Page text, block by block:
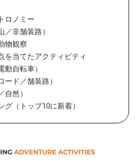
ロノミー
／非舗装路）
物観察
を当てたアクティビティ
動自転車）
ード／舗装路）
然）
グ（トップ10に新着）